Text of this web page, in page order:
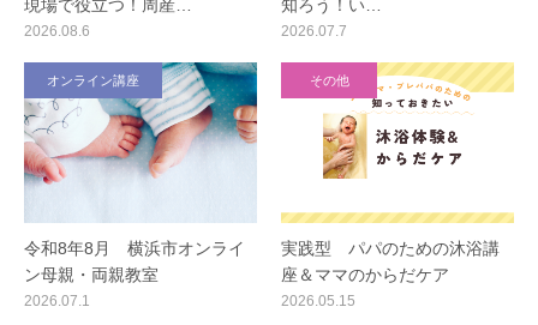
現場で役立つ！周産…
2026.08.6
知ろう！い…
2026.07.7
オンライン講座
令和8年8月 横浜市オンライ
ン母親・両親教室
2026.07.1
その他
実践型 パパのための沐浴講
座＆ママのからだケア
2026.05.15